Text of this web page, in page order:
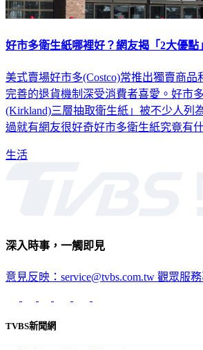
好市多衛生紙哪裡好？網友揭「2大優點
美式賣場好市多(Costco)常推出獨賣商品
完善的退貨機制深受消費者喜愛。好市
(Kirkland)三層抽取衛生紙」被不少人列
過就有網友很好奇好市多衛生紙究竟有
生活
深入時事，一觸即見
意見反映：service@tvbs.com.tw 觀眾服務
TVBS新聞網